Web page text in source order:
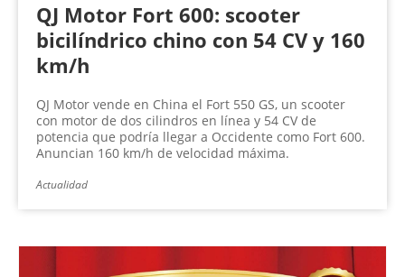
QJ Motor Fort 600: scooter
bicilíndrico chino con 54 CV y 160
km/h
QJ Motor vende en China el Fort 550 GS, un scooter
con motor de dos cilindros en línea y 54 CV de
potencia que podría llegar a Occidente como Fort 600.
Anuncian 160 km/h de velocidad máxima.
Actualidad